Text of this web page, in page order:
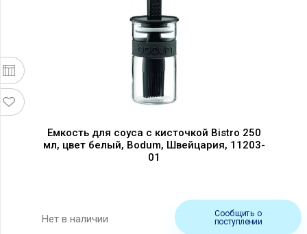
Емкость для соуса с кисточкой Bistro 250
мл, цвет белый, Bodum, Швейцария, 11203-
01
Нет в наличии
Сообщить о
поступлении